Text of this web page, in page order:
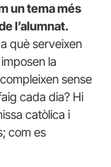
un tema més
l’alumnat.
què serveixen
la
sense
cada dia? Hi
catòlica i
com es